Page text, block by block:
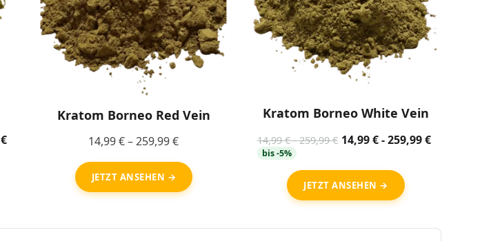
€
Kratom Borneo Red Vein
14,99€–259,99€Preisspanne:
14,99 €
bis
259,99 €
JETZT ANSEHEN →
Kratom Borneo White Vein
14,99€-259,99€ 14,99€-259,99€
bis -5%
JETZT ANSEHEN →